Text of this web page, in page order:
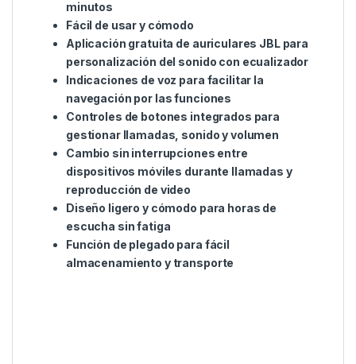
minutos
Fácil de usar y cómodo
Aplicación gratuita de auriculares JBL para
personalización del sonido con ecualizador
Indicaciones de voz para facilitar la
navegación por las funciones
Controles de botones integrados para
gestionar llamadas, sonido y volumen
Cambio sin interrupciones entre
dispositivos móviles durante llamadas y
reproducción de video
Diseño ligero y cómodo para horas de
escucha sin fatiga
Función de plegado para fácil
almacenamiento y transporte